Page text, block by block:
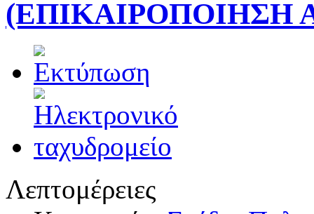
(ΕΠΙΚΑΙΡΟΠΟΙΗΣΗ
Λεπτομέρειες